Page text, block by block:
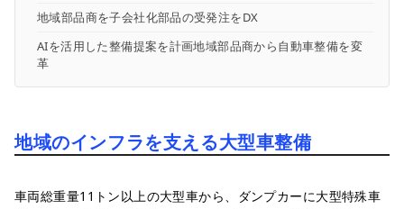
地域部品商を子会社化部品の受発注をDX
AIを活用した整備提案を計画地域部品商から自動車整備を変
革
地域のインフラを支える大型車整備
車両総重量11トン以上の大型車から、ダンプカーに大型特殊車